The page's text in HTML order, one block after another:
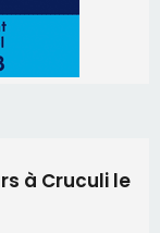
une
de San
et